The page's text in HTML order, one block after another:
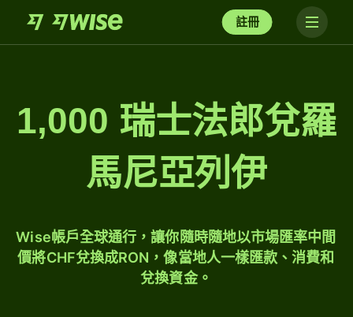
註冊
1,000 瑞士法郎兌羅
馬尼亞列伊
Wise帳戶全球通行，讓你隨時隨地以市場匯率中間
價將CHF兌換成RON，像當地人一樣匯款、消費和
兌換資金。